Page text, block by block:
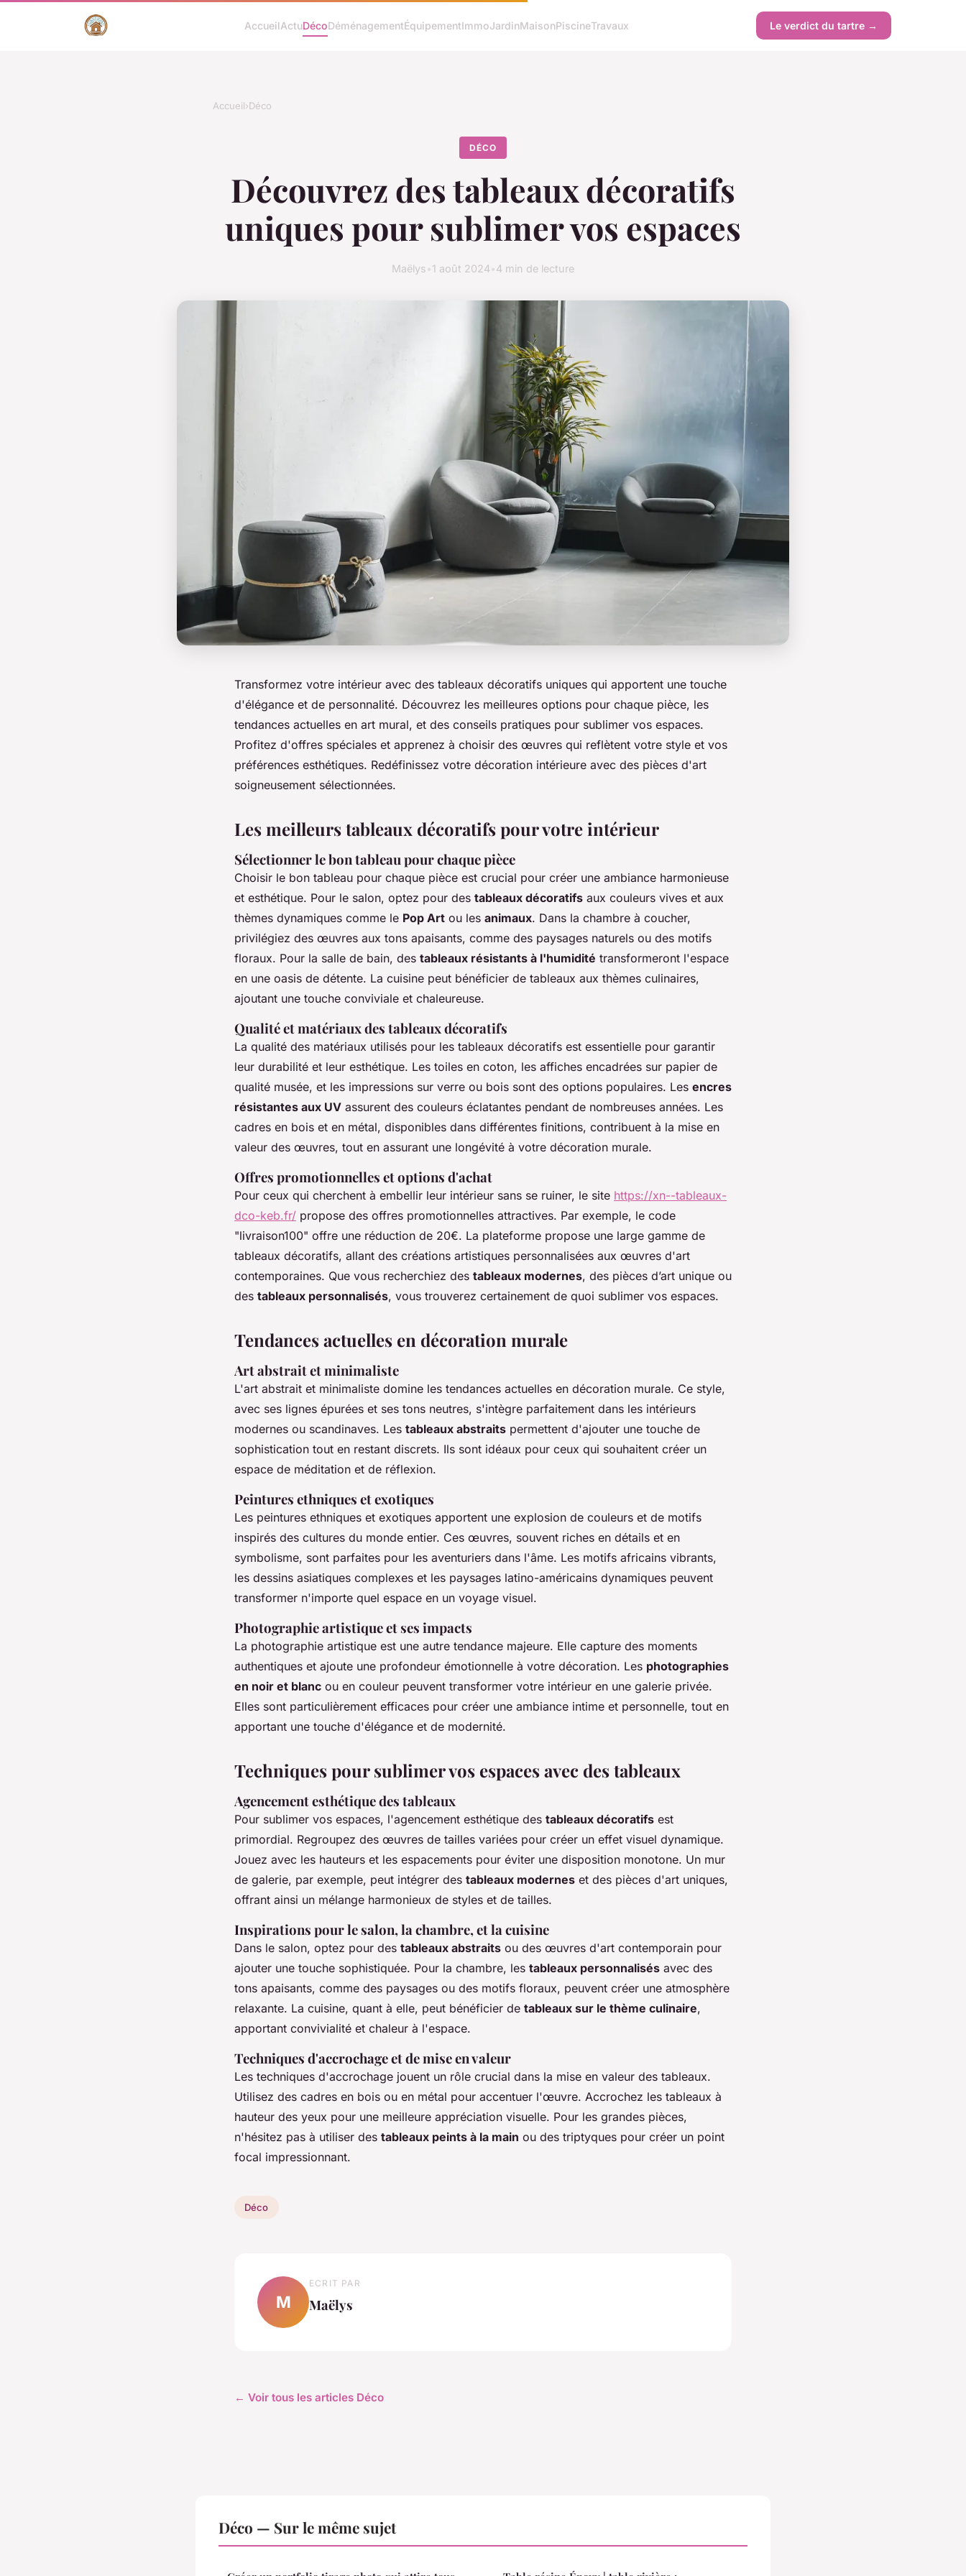
AccueilActuDécoDéménagementÉquipementImmoJardinMaisonPiscineTravaux Le verdict du tartre →
Accueil›Déco
DÉCO
Découvrez des tableaux décoratifs
uniques pour sublimer vos espaces
Maëlys 1 août 2024 4 min de lecture
Transformez votre intérieur avec des tableaux décoratifs uniques qui apportent une touche
d'élégance et de personnalité. Découvrez les meilleures options pour chaque pièce, les
tendances actuelles en art mural, et des conseils pratiques pour sublimer vos espaces.
Profitez d'offres spéciales et apprenez à choisir des œuvres qui reflètent votre style et vos
préférences esthétiques. Redéfinissez votre décoration intérieure avec des pièces d'art
soigneusement sélectionnées.
Les meilleurs tableaux décoratifs pour votre intérieur
Sélectionner le bon tableau pour chaque pièce
Choisir le bon tableau pour chaque pièce est crucial pour créer une ambiance harmonieuse
et esthétique. Pour le salon, optez pour des tableaux décoratifs aux couleurs vives et aux
thèmes dynamiques comme le Pop Art ou les animaux. Dans la chambre à coucher,
privilégiez des œuvres aux tons apaisants, comme des paysages naturels ou des motifs
floraux. Pour la salle de bain, des tableaux résistants à l'humidité transformeront l'espace
en une oasis de détente. La cuisine peut bénéficier de tableaux aux thèmes culinaires,
ajoutant une touche conviviale et chaleureuse.
Qualité et matériaux des tableaux décoratifs
La qualité des matériaux utilisés pour les tableaux décoratifs est essentielle pour garantir
leur durabilité et leur esthétique. Les toiles en coton, les affiches encadrées sur papier de
qualité musée, et les impressions sur verre ou bois sont des options populaires. Les encres
résistantes aux UV assurent des couleurs éclatantes pendant de nombreuses années. Les
cadres en bois et en métal, disponibles dans différentes finitions, contribuent à la mise en
valeur des œuvres, tout en assurant une longévité à votre décoration murale.
Offres promotionnelles et options d'achat
Pour ceux qui cherchent à embellir leur intérieur sans se ruiner, le site https://xn--tableaux-
dco-keb.fr/ propose des offres promotionnelles attractives. Par exemple, le code
"livraison100" offre une réduction de 20€. La plateforme propose une large gamme de
tableaux décoratifs, allant des créations artistiques personnalisées aux œuvres d'art
contemporaines. Que vous recherchiez des tableaux modernes, des pièces d’art unique ou
des tableaux personnalisés, vous trouverez certainement de quoi sublimer vos espaces.
Tendances actuelles en décoration murale
Art abstrait et minimaliste
L'art abstrait et minimaliste domine les tendances actuelles en décoration murale. Ce style,
avec ses lignes épurées et ses tons neutres, s'intègre parfaitement dans les intérieurs
modernes ou scandinaves. Les tableaux abstraits permettent d'ajouter une touche de
sophistication tout en restant discrets. Ils sont idéaux pour ceux qui souhaitent créer un
espace de méditation et de réflexion.
Peintures ethniques et exotiques
Les peintures ethniques et exotiques apportent une explosion de couleurs et de motifs
inspirés des cultures du monde entier. Ces œuvres, souvent riches en détails et en
symbolisme, sont parfaites pour les aventuriers dans l'âme. Les motifs africains vibrants,
les dessins asiatiques complexes et les paysages latino-américains dynamiques peuvent
transformer n'importe quel espace en un voyage visuel.
Photographie artistique et ses impacts
La photographie artistique est une autre tendance majeure. Elle capture des moments
authentiques et ajoute une profondeur émotionnelle à votre décoration. Les photographies
en noir et blanc ou en couleur peuvent transformer votre intérieur en une galerie privée.
Elles sont particulièrement efficaces pour créer une ambiance intime et personnelle, tout en
apportant une touche d'élégance et de modernité.
Techniques pour sublimer vos espaces avec des tableaux
Agencement esthétique des tableaux
Pour sublimer vos espaces, l'agencement esthétique des tableaux décoratifs est
primordial. Regroupez des œuvres de tailles variées pour créer un effet visuel dynamique.
Jouez avec les hauteurs et les espacements pour éviter une disposition monotone. Un mur
de galerie, par exemple, peut intégrer des tableaux modernes et des pièces d'art uniques,
offrant ainsi un mélange harmonieux de styles et de tailles.
Inspirations pour le salon, la chambre, et la cuisine
Dans le salon, optez pour des tableaux abstraits ou des œuvres d'art contemporain pour
ajouter une touche sophistiquée. Pour la chambre, les tableaux personnalisés avec des
tons apaisants, comme des paysages ou des motifs floraux, peuvent créer une atmosphère
relaxante. La cuisine, quant à elle, peut bénéficier de tableaux sur le thème culinaire,
apportant convivialité et chaleur à l'espace.
Techniques d'accrochage et de mise en valeur
Les techniques d'accrochage jouent un rôle crucial dans la mise en valeur des tableaux.
Utilisez des cadres en bois ou en métal pour accentuer l'œuvre. Accrochez les tableaux à
hauteur des yeux pour une meilleure appréciation visuelle. Pour les grandes pièces,
n'hésitez pas à utiliser des tableaux peints à la main ou des triptyques pour créer un point
focal impressionnant.
Déco
M
ECRIT PAR
Maëlys
← Voir tous les articles Déco
Déco — Sur le même sujet